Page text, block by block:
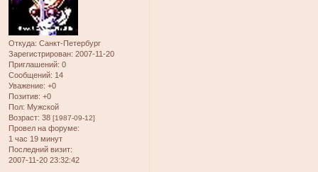
Откуда: Санкт-Петербург
Зарегистрирован: 2007-11-20
Приглашений: 0
Сообщений: 14
Уважение: +0
Позитив: +0
Пол: Мужской
Возраст: 38 [1987-09-12]
Провел на форуме:
1 час 19 минут
Последний визит:
2007-11-20 23:32:42